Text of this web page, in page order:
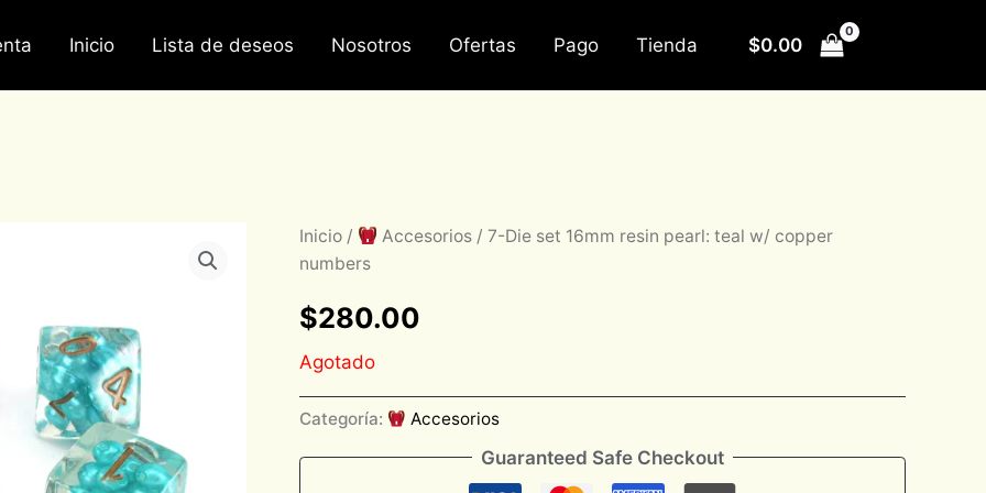
Inicio Lista de deseos Nosotros Ofertas Pago Tienda $0.00
Inicio/ Accesorios/ 7-Die set 16mm resin pearl: teal w/ copper
numbers
$280.00
Agotado
Categoría: Accesorios
Guaranteed Safe Checkout